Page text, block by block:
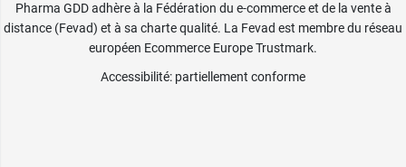
Pharma GDD adhère à la Fédération du e-commerce et de la vente à
distance (Fevad) et à sa charte qualité. La Fevad est membre du réseau
européen Ecommerce Europe Trustmark.
Accessibilité: partiellement conforme